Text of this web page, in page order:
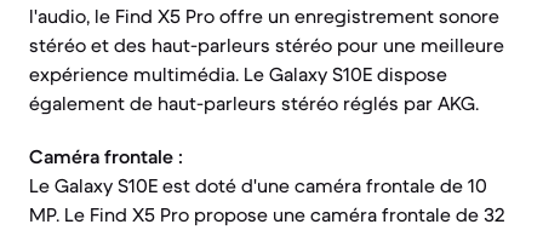
l'audio, le Find X5 Pro offre un enregistrement sonore
stéréo et des haut-parleurs stéréo pour une meilleure
expérience multimédia. Le Galaxy S10E dispose
également de haut-parleurs stéréo réglés par AKG.
Caméra frontale :
Le Galaxy S10E est doté d'une caméra frontale de 10
MP. Le Find X5 Pro propose une caméra frontale de 32